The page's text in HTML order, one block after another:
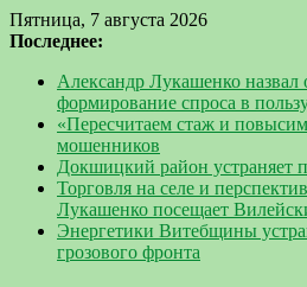
Пятница, 7 августа 2026
Последнее:
Александр Лукашенко назвал
формирование спроса в
«Пересчитаем стаж и
мошенников
Докшицкий район устраняет
Торговля на селе и
Лукашенко посещает
Энергетики Витебщины
грозового фронта